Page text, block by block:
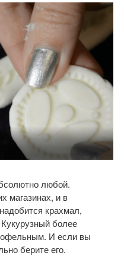
любой.
магазинах, и в
крахмал,
более
И если вы
берите его.